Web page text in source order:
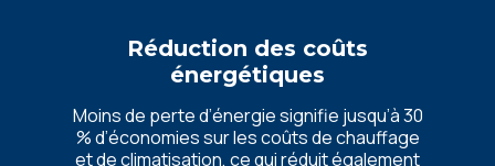
Réduction des coûts
énergétiques
Moins de perte d’énergie signifie jusqu’à 30
% d’économies sur les coûts de chauffage
et de climatisation, ce qui réduit également